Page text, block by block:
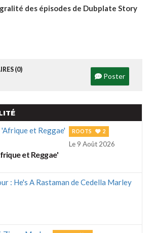
des épisodes de Dubplate Story
(0)
Poster
ROOTS 2
Le 9 Août 2026
et Reggae'